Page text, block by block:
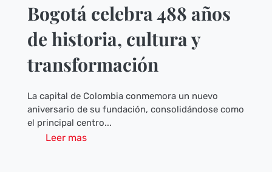
Bogotá celebra 488 años
de historia, cultura y
transformación
La capital de Colombia conmemora un nuevo
aniversario de su fundación, consolidándose como
el principal centro...
Leer mas